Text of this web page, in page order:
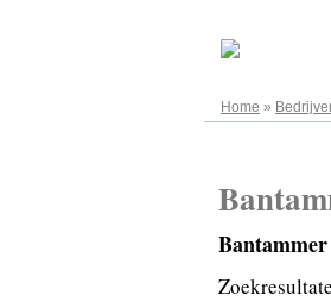
Home »